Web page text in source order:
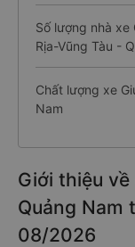
Số lượng nhà xe
Rịa-Vũng Tàu -
Chất lượng xe
Nam
Giới thiệu
Quảng Nam
08/2026